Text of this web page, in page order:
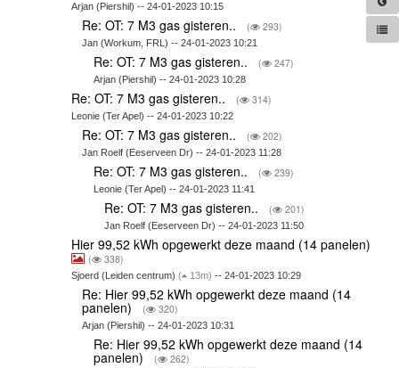
Arjan (Piershil) -- 24-01-2023 10:15
Re: OT: 7 M3 gas gisteren.. ( 293)
Jan (Workum, FRL) -- 24-01-2023 10:21
Re: OT: 7 M3 gas gisteren.. ( 247)
Arjan (Piershil) -- 24-01-2023 10:28
Re: OT: 7 M3 gas gisteren.. ( 314)
Leonie (Ter Apel) -- 24-01-2023 10:22
Re: OT: 7 M3 gas gisteren.. ( 202)
Jan Roelf (Eeserveen Dr) -- 24-01-2023 11:28
Re: OT: 7 M3 gas gisteren.. ( 239)
Leonie (Ter Apel) -- 24-01-2023 11:41
Re: OT: 7 M3 gas gisteren.. ( 201)
Jan Roelf (Eeserveen Dr) -- 24-01-2023 11:50
Hier 99,52 kWh opgewerkt deze maand (14 panelen)
( 338)
Sjoerd (Leiden centrum) ( 13m) -- 24-01-2023 10:29
Re: Hier 99,52 kWh opgewerkt deze maand (14
panelen) ( 320)
Arjan (Piershil) -- 24-01-2023 10:31
Re: Hier 99,52 kWh opgewerkt deze maand (14
panelen) ( 262)